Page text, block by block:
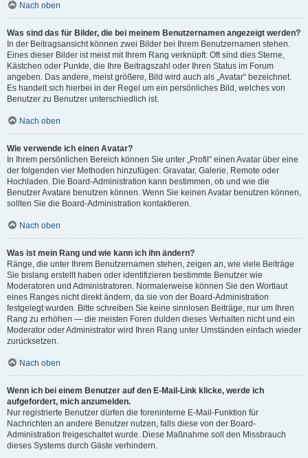
Nach oben
Was sind das für Bilder, die bei meinem Benutzernamen angezeigt werden?
In der Beitragsansicht können zwei Bilder bei Ihrem Benutzernamen stehen.
Eines dieser Bilder ist meist mit Ihrem Rang verknüpft: Oft sind dies Sterne,
Kästchen oder Punkte, die Ihre Beitragszahl oder Ihren Status im Forum
angeben. Das andere, meist größere, Bild wird auch als „Avatar“ bezeichnet.
Es handelt sich hierbei in der Regel um ein persönliches Bild, welches von
Benutzer zu Benutzer unterschiedlich ist.
Nach oben
Wie verwende ich einen Avatar?
In Ihrem persönlichen Bereich können Sie unter „Profil“ einen Avatar über eine
der folgenden vier Methoden hinzufügen: Gravatar, Galerie, Remote oder
Hochladen. Die Board-Administration kann bestimmen, ob und wie die
Benutzer Avatare benutzen können. Wenn Sie keinen Avatar benutzen können,
sollten Sie die Board-Administration kontaktieren.
Nach oben
Was ist mein Rang und wie kann ich ihn ändern?
Ränge, die unter Ihrem Benutzernamen stehen, zeigen an, wie viele Beiträge
Sie bislang erstellt haben oder identifizieren bestimmte Benutzer wie
Moderatoren und Administratoren. Normalerweise können Sie den Wortlaut
eines Ranges nicht direkt ändern, da sie von der Board-Administration
festgelegt wurden. Bitte schreiben Sie keine sinnlosen Beiträge, nur um Ihren
Rang zu erhöhen — die meisten Foren dulden dieses Verhalten nicht und ein
Moderator oder Administrator wird Ihren Rang unter Umständen einfach wieder
zurücksetzen.
Nach oben
Wenn ich bei einem Benutzer auf den E-Mail-Link klicke, werde ich
aufgefordert, mich anzumelden.
Nur registrierte Benutzer dürfen die foreninterne E-Mail-Funktion für
Nachrichten an andere Benutzer nutzen, falls diese von der Board-
Administration freigeschaltet wurde. Diese Maßnahme soll den Missbrauch
dieses Systems durch Gäste verhindern.